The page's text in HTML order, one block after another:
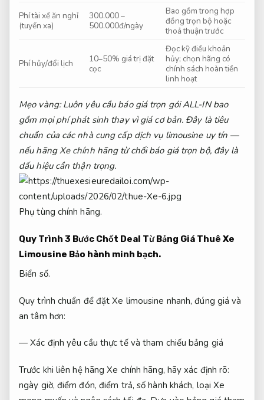
Phí tài xế ăn nghỉ
(tuyến xa)
300.000 –
500.000đ/ngày
Bao gồm trong hợp
đồng trọn bộ hoặc
thoả thuận trước
Phí hủy/đổi lịch
10–50% giá trị đặt
cọc
Đọc kỹ điều khoản
hủy; chọn hãng có
chính sách hoàn tiền
linh hoạt
Mẹo vàng: Luôn yêu cầu báo giá trọn gói ALL-IN bao
gồm mọi phí phát sinh thay vì giá cơ bản. Đây là tiêu
chuẩn của các nhà cung cấp dịch vụ limousine uy tín —
nếu hãng Xe chính hãng từ chối báo giá trọn bộ, đây là
dấu hiệu cần thận trọng.
Phụ tùng chính hãng.
Quy Trình 3 Bước Chốt Deal Từ Bảng Giá Thuê Xe
Limousine Bảo hành minh bạch.
Biển số.
Quy trình chuẩn để đặt Xe limousine nhanh, đúng giá và
an tâm hơn:
— Xác định yêu cầu thực tế và tham chiếu bảng giá
Trước khi liên hệ hãng Xe chính hãng, hãy xác định rõ:
ngày giờ, điểm đón, điểm trả, số hành khách, loại Xe